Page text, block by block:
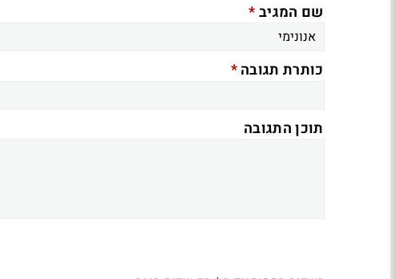
שם המגיב*
כותרת תגובה*
תוכן התגובה